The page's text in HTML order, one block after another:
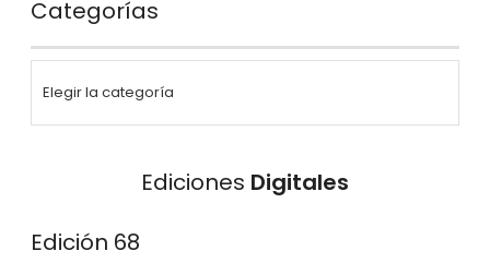
Categorías
Ediciones Digitales
Edición 68